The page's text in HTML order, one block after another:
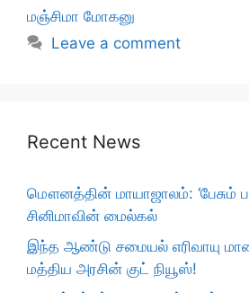
மஞ்சிமா மோகனு
Leave a comment
Recent News
மௌனத்தின் மாயாஜாலம்: ‘பேசும்
சினிமாவின் மைல்கல்
இந்த ஆண்டு சமையல் எரிவாயு
மத்திய அரசின் குட் நியூஸ்!